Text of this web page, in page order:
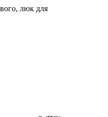
люк для